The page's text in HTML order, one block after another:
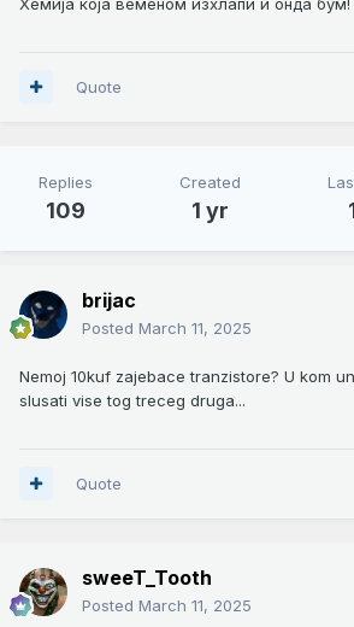
Quote
Replies
109
Created
1 yr
brijac
Posted March 11, 2025
Nemoj 10kuf zajebace tranzistore? U kom
slusati vise tog treceg druga...
Quote
sweeT_Tooth
Posted March 11, 2025